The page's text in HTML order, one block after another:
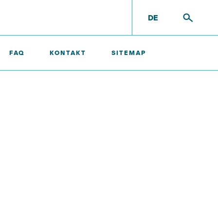
DE
FAQ KONTAKT SITEMAP